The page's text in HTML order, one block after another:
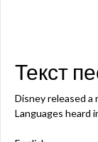
Текст
Disney released a
Languages heard